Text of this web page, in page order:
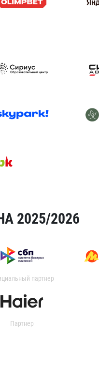
2025/2026
партнер
Партнер